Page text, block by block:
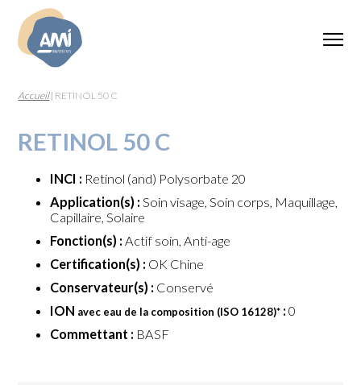
Accueil| RETINOL 50 C
RETINOL 50 C
INCI : Retinol (and) Polysorbate 20
Application(s) : Soin visage, Soin corps, Maquillage,
Capillaire, Solaire
Fonction(s) : Actif soin, Anti-age
Certification(s) : OK Chine
Conservateur(s) : Conservé
ION avec eau de la composition (ISO 16128)* : 0
Commettant : BASF